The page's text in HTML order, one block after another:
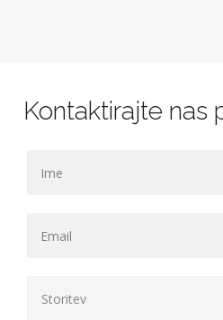
Kontaktirajte nas